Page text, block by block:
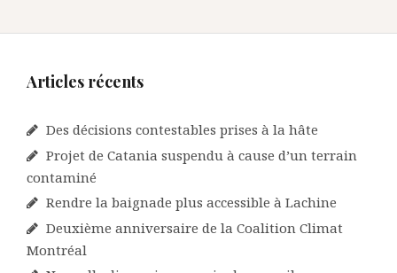
Articles récents
Des décisions contestables prises à la hâte
Projet de Catania suspendu à cause d’un terrain
contaminé
Rendre la baignade plus accessible à Lachine
Deuxième anniversaire de la Coalition Climat
Montréal